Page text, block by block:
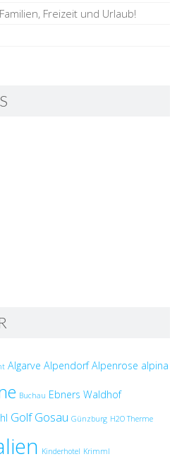
Freizeit und Urlaub!
Algarve Alpendorf Alpenrose alpina
Buchau Ebners Waldhof
Golf Gosau Günzburg H2O Therme
Kinderhotel Krimml